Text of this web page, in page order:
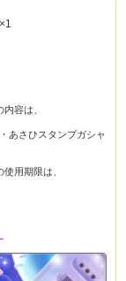
容は、
あさひスタンプガシャ
用期限は、